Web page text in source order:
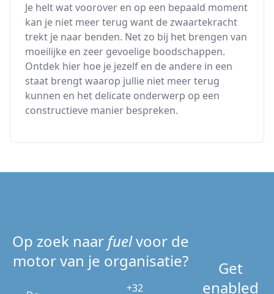
Je helt wat voorover en op een bepaald moment
kan je niet meer terug want de zwaartekracht
trekt je naar benden. Net zo bij het brengen van
moeilijke en zeer gevoelige boodschappen.
Ontdek hier hoe je jezelf en de andere in een
staat brengt waarop jullie niet meer terug
kunnen en het delicate onderwerp op een
constructieve manier bespreken.
Op zoek naar fuelvoor de
motor van je organisatie?
+32
Get
enabled